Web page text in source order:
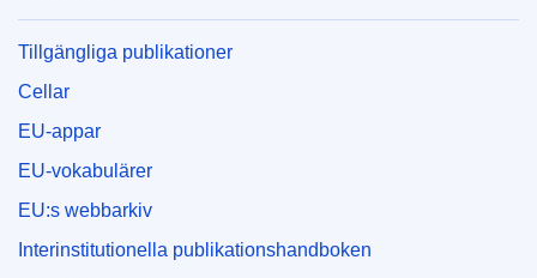
Tillgängliga publikationer
Cellar
EU-appar
EU-vokabulärer
EU:s webbarkiv
Interinstitutionella publikationshandboken